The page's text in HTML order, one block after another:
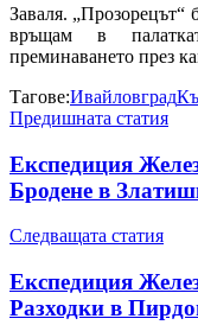
Заваля. „Прозорецът“
връщам в
преминаването през
Тагове:Ивайловград
Предишната статия
Експедиция
Бродене в
Следващата статия
Експедиция
Разходки в